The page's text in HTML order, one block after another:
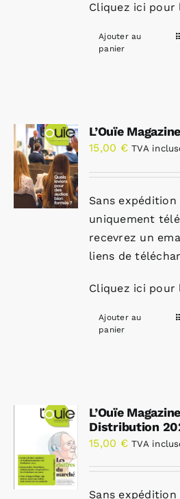
Cliquez ici pour
Ajouter au
panier
L’Ouïe
15,00 € TVA
Sans
uniquement
recevrez un
liens de
Cliquez ici pour
Ajouter au
panier
L’Ouïe
Distribution
15,00 € TVA
Sans